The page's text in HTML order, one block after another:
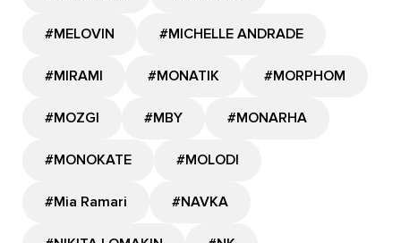
#MELOVIN #MICHELLE ANDRADE
#MIRAMI #MONATIK #MORPHOM
#MOZGI #MBY #MONARHA
#MONOKATE #MOLODI
#Mia Ramari #NAVKA